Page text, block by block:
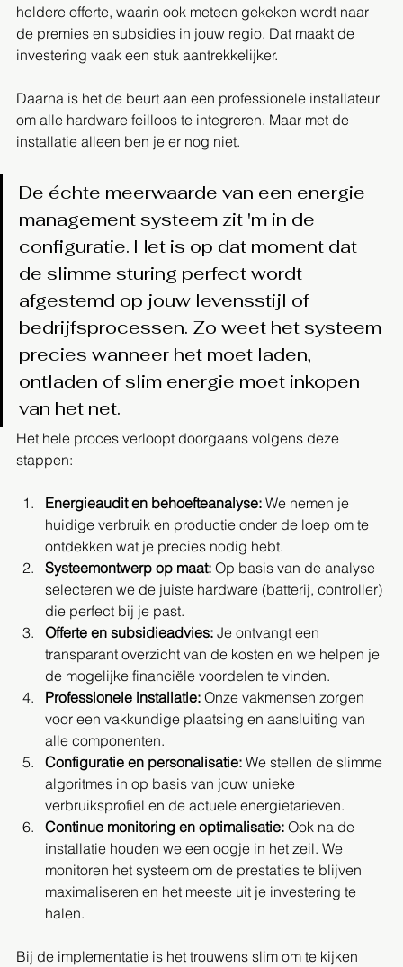
heldere offerte, waarin ook meteen gekeken wordt naar
de premies en subsidies in jouw regio. Dat maakt de
investering vaak een stuk aantrekkelijker.
Daarna is het de beurt aan een professionele installateur
om alle hardware feilloos te integreren. Maar met de
installatie alleen ben je er nog niet.
De échte meerwaarde van een energie
management systeem zit 'm in de
configuratie. Het is op dat moment dat
de slimme sturing perfect wordt
afgestemd op jouw levensstijl of
bedrijfsprocessen. Zo weet het systeem
precies wanneer het moet laden,
ontladen of slim energie moet inkopen
van het net.
Het hele proces verloopt doorgaans volgens deze
stappen:
Energieaudit en behoefteanalyse: We nemen je
huidige verbruik en productie onder de loep om te
ontdekken wat je precies nodig hebt.
Systeemontwerp op maat: Op basis van de analyse
selecteren we de juiste hardware (batterij, controller)
die perfect bij je past.
Offerte en subsidieadvies: Je ontvangt een
transparant overzicht van de kosten en we helpen je
de mogelijke financiële voordelen te vinden.
Professionele installatie: Onze vakmensen zorgen
voor een vakkundige plaatsing en aansluiting van
alle componenten.
Configuratie en personalisatie: We stellen de slimme
algoritmes in op basis van jouw unieke
verbruiksprofiel en de actuele energietarieven.
Continue monitoring en optimalisatie: Ook na de
installatie houden we een oogje in het zeil. We
monitoren het systeem om de prestaties te blijven
maximaliseren en het meeste uit je investering te
halen.
Bij de implementatie is het trouwens slim om te kijken